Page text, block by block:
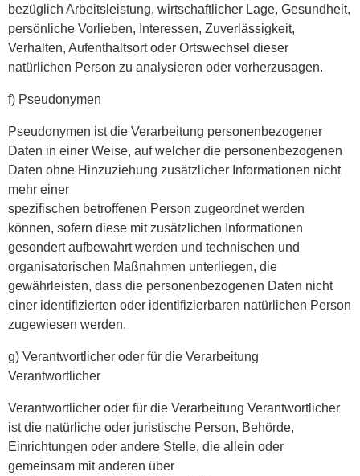
bezüglich Arbeitsleistung, wirtschaftlicher Lage, Gesundheit,
persönliche Vorlieben, Interessen, Zuverlässigkeit,
Verhalten, Aufenthaltsort oder Ortswechsel dieser
natürlichen Person zu analysieren oder vorherzusagen.
f) Pseudonymen
Pseudonymen ist die Verarbeitung personenbezogener
Daten in einer Weise, auf welcher die personenbezogenen
Daten ohne Hinzuziehung zusätzlicher Informationen nicht
mehr einer
spezifischen betroffenen Person zugeordnet werden
können, sofern diese mit zusätzlichen Informationen
gesondert aufbewahrt werden und technischen und
organisatorischen Maßnahmen unterliegen, die
gewährleisten, dass die personenbezogenen Daten nicht
einer identifizierten oder identifizierbaren natürlichen Person
zugewiesen werden.
g) Verantwortlicher oder für die Verarbeitung
Verantwortlicher
Verantwortlicher oder für die Verarbeitung Verantwortlicher
ist die natürliche oder juristische Person, Behörde,
Einrichtungen oder andere Stelle, die allein oder
gemeinsam mit anderen über